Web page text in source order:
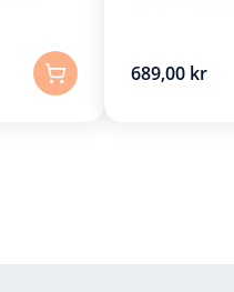
689,00 kr